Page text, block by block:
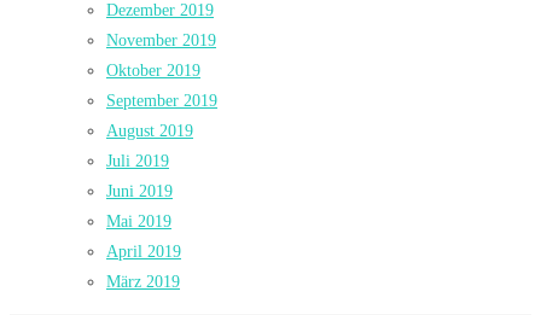
Dezember 2019
November 2019
Oktober 2019
September 2019
August 2019
Juli 2019
Juni 2019
Mai 2019
April 2019
März 2019